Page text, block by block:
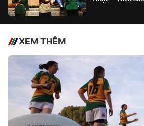
XEM THÊM